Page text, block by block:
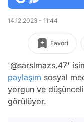
14.12.2023 - 11:44
Favori
'@sarslmazs.47'
paylaşım sosyal
yorgun ve
görülüyor.